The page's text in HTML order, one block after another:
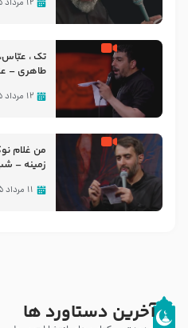
۱۲ مرداد ۱۴۰۵
تک ،
طاهری –
۱۲ مرداد ۱۴۰۵
من غلام
۱۱ مرداد ۱۴۰۵
آخرین دستاورد ها